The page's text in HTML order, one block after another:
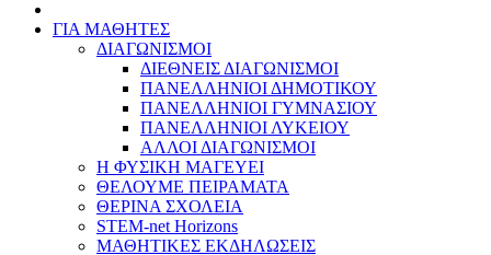
ΓΙΑ ΜΑΘΗΤΕΣ
ΔΙΑΓΩΝΙΣΜΟΙ
ΔΙΕΘΝΕΙΣ ΔΙΑΓΩΝΙΣΜΟΙ
ΠΑΝΕΛΛΗΝΙΟΙ ΔΗΜΟΤΙΚΟΥ
ΠΑΝΕΛΛΗΝΙΟΙ ΓΥΜΝΑΣΙΟΥ
ΠΑΝΕΛΛΗΝΙΟΙ ΛΥΚΕΙΟΥ
ΑΛΛΟΙ ΔΙΑΓΩΝΙΣΜΟΙ
Η ΦΥΣΙΚΗ ΜΑΓΕΥΕΙ
ΘΕΛΟΥΜΕ ΠΕΙΡΑΜΑΤΑ
ΘΕΡΙΝΑ ΣΧΟΛΕΙΑ
STEM-net Horizons
ΜΑΘΗΤΙΚΕΣ ΕΚΔΗΛΩΣΕΙΣ